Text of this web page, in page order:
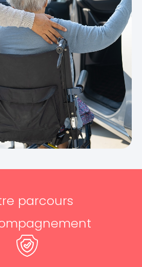
parcours